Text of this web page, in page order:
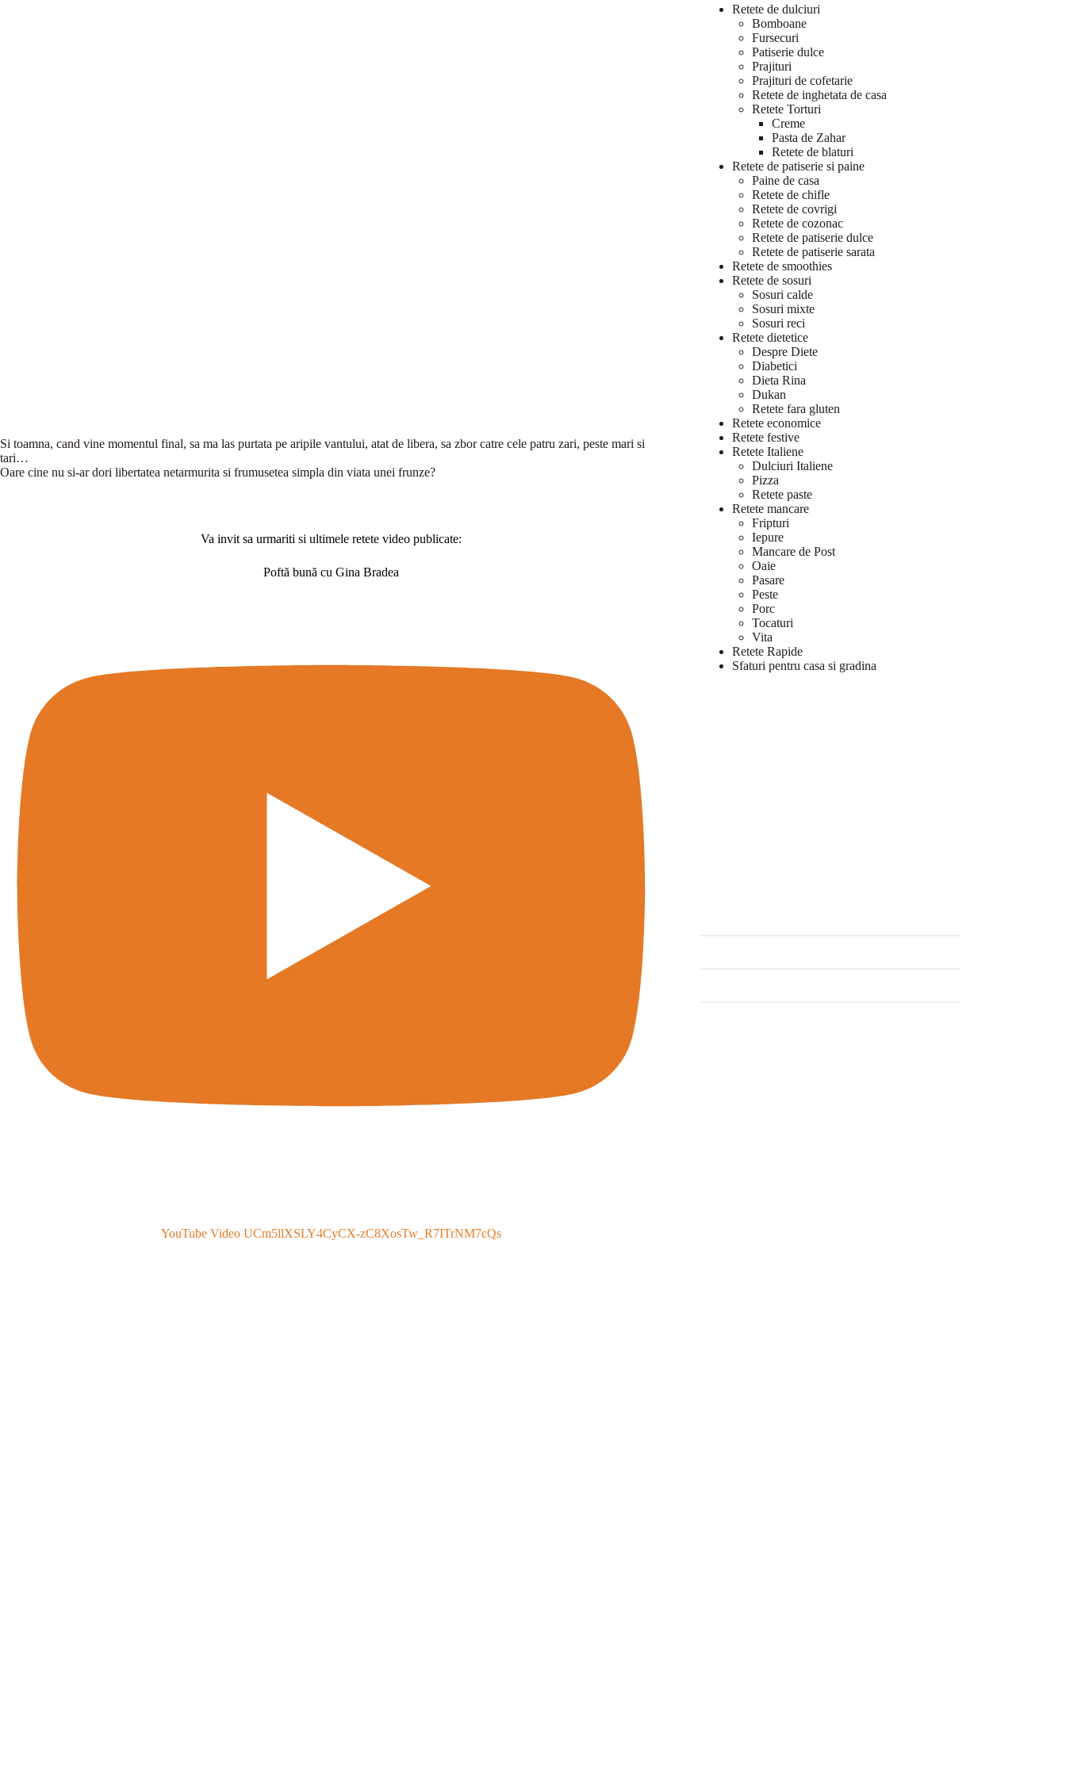
Si toamna, cand vine momentul final, sa ma las purtata pe aripile vantului, atat de libera, sa zbor catre cele patru zari, peste mari si
tari…
Oare cine nu si-ar dori libertatea netarmurita si frumusetea simpla din viata unei frunze?
Va invit sa urmariti si ultimele retete video publicate:
Poftă bună cu Gina Bradea
YouTube Video UCm5llXSLY4CyCX-zC8XosTw_R7ITrNM7cQs
Retete de dulciuri
Bomboane
Fursecuri
Patiserie dulce
Prajituri
Prajituri de cofetarie
Retete de inghetata de casa
Retete Torturi
Creme
Pasta de Zahar
Retete de blaturi
Retete de patiserie si paine
Paine de casa
Retete de chifle
Retete de covrigi
Retete de cozonac
Retete de patiserie dulce
Retete de patiserie sarata
Retete de smoothies
Retete de sosuri
Sosuri calde
Sosuri mixte
Sosuri reci
Retete dietetice
Despre Diete
Diabetici
Dieta Rina
Dukan
Retete fara gluten
Retete economice
Retete festive
Retete Italiene
Dulciuri Italiene
Pizza
Retete paste
Retete mancare
Fripturi
Iepure
Mancare de Post
Oaie
Pasare
Peste
Porc
Tocaturi
Vita
Retete Rapide
Sfaturi pentru casa si gradina